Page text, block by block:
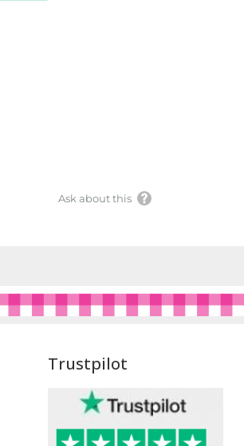
Ask about this
Trustpilot